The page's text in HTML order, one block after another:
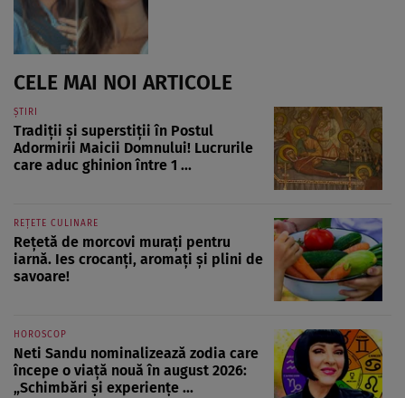
CELE MAI NOI ARTICOLE
ȘTIRI
Tradiții și superstiții în Postul
Adormirii Maicii Domnului! Lucrurile
care aduc ghinion între 1 ...
REȚETE CULINARE
Rețetă de morcovi murați pentru
iarnă. Ies crocanți, aromați și plini de
savoare!
HOROSCOP
Neti Sandu nominalizează zodia care
începe o viață nouă în august 2026:
„Schimbări și experiențe ...